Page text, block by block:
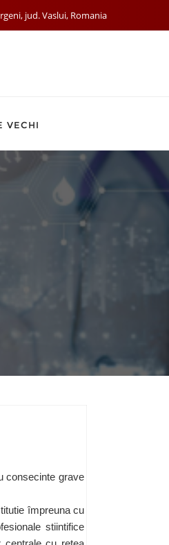
jud. Vaslui, Romania
VECHI
consecinte grave
împreuna cu
stiintifice